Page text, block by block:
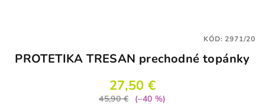
PROTETIKA TRESAN prechodné topánky
27,50 €
45,90 €
(–40 %)
KÓD:2971/20